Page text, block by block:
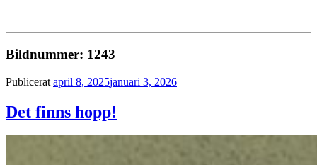
Bildnummer: 1243
Publicerat april 8, 2025januari 3, 2026
Det finns hopp!